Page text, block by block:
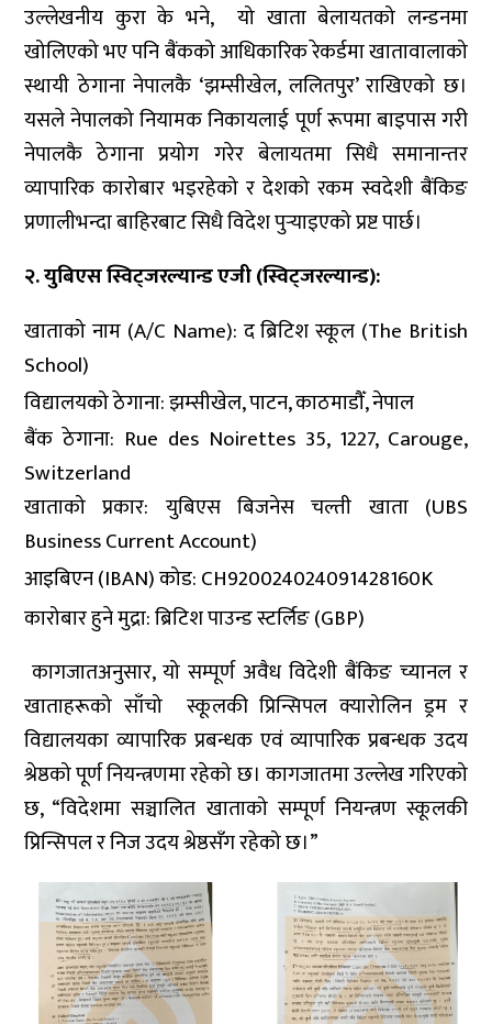
उल्लेखनीय कुरा के भने, यो खाता बेलायतको लन्डनमा
खोलिएको भए पनि बैंकको आधिकारिक रेकर्डमा खातावालाको
स्थायी ठेगाना नेपालकै ‘झम्सीखेल, ललितपुर’ राखिएको छ।
यसले नेपालको नियामक निकायलाई पूर्ण रूपमा बाइपास गरी
नेपालकै ठेगाना प्रयोग गरेर बेलायतमा सिधै समानान्तर
व्यापारिक कारोबार भइरहेको र देशको रकम स्वदेशी बैंकिङ
प्रणालीभन्दा बाहिरबाट सिधै विदेश पुर्‍याइएको प्रष्ट पार्छ।
२. युबिएस स्विट्जरल्यान्ड एजी (स्विट्जरल्यान्ड):
खाताको नाम (A/C Name): द ब्रिटिश स्कूल (The British
School)
विद्यालयको ठेगाना: झम्सीखेल, पाटन, काठमाडौँ, नेपाल
बैंक ठेगाना: Rue des Noirettes 35, 1227, Carouge,
Switzerland
खाताको प्रकार: युबिएस बिजनेस चल्ती खाता (UBS
Business Current Account)
आइबिएन (IBAN) कोड: CH920024024091428160K
कारोबार हुने मुद्रा: ब्रिटिश पाउन्ड स्टर्लिङ (GBP)
कागजातअनुसार, यो सम्पूर्ण अवैध विदेशी बैंकिङ च्यानल र
खाताहरूको साँचो स्कूलकी प्रिन्सिपल क्यारोलिन ड्रम र
विद्यालयका व्यापारिक प्रबन्धक एवं व्यापारिक प्रबन्धक उदय
श्रेष्ठको पूर्ण नियन्त्रणमा रहेको छ। कागजातमा उल्लेख गरिएको
छ, “विदेशमा सञ्चालित खाताको सम्पूर्ण नियन्त्रण स्कूलकी
प्रिन्सिपल र निज उदय श्रेष्ठसँग रहेको छ।”